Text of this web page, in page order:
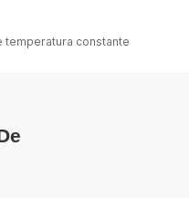
temperatura constante